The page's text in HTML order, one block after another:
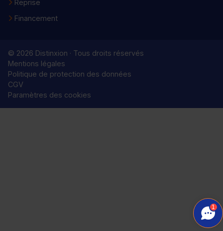
Reprise
Financement
© 2026 Distinxion · Tous droits réservés
Mentions légales
Politique de protection des données
CGV
Paramètres des cookies
1